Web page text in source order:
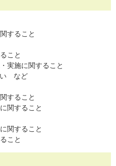
すること
こと
実施に関すること
い など
すること
関すること
関すること
こと